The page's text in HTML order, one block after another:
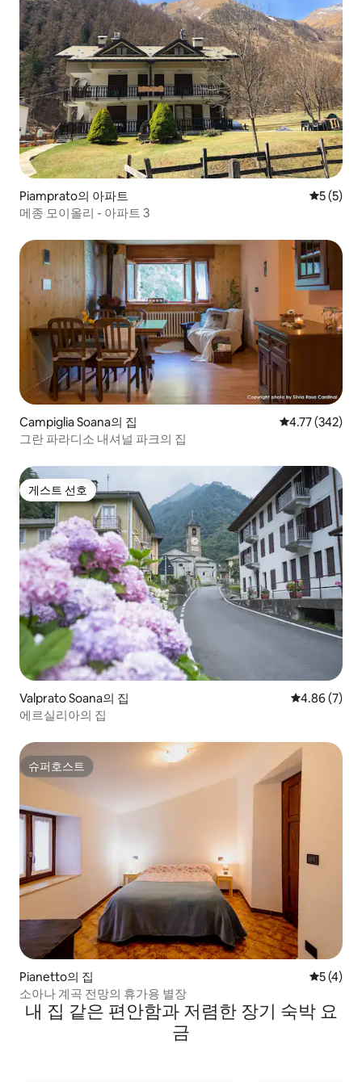
Piamprato의 아파트 평점 5점
5 (5)
메종 모이올리 - 아파트 3
Campiglia Soana의 집 평점 4.77점(5
4.77 (342)
그란 파라디소 내셔널 파크의 집
게스트 선호
게스트 선호
Valprato Soana의 집 평점 4.86점
4.86 (7)
에르실리아의 집
슈퍼호스트
슈퍼호스트
Pianetto의 집 평점 5점
5 (4)
소아나 계곡 전망의 휴가용 별장
내 집 같은 편안함과 저렴한 장기 숙박 요
금